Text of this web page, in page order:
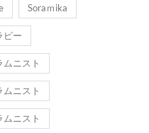
Soraｍika
ピー
ニスト
ニスト
ニスト